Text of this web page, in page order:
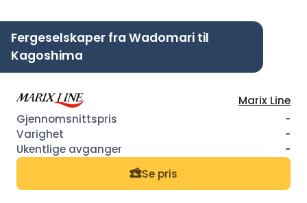
Fergeselskaper fra Wadomari til
Kagoshima
Marix Line
-
-
-
Se pris